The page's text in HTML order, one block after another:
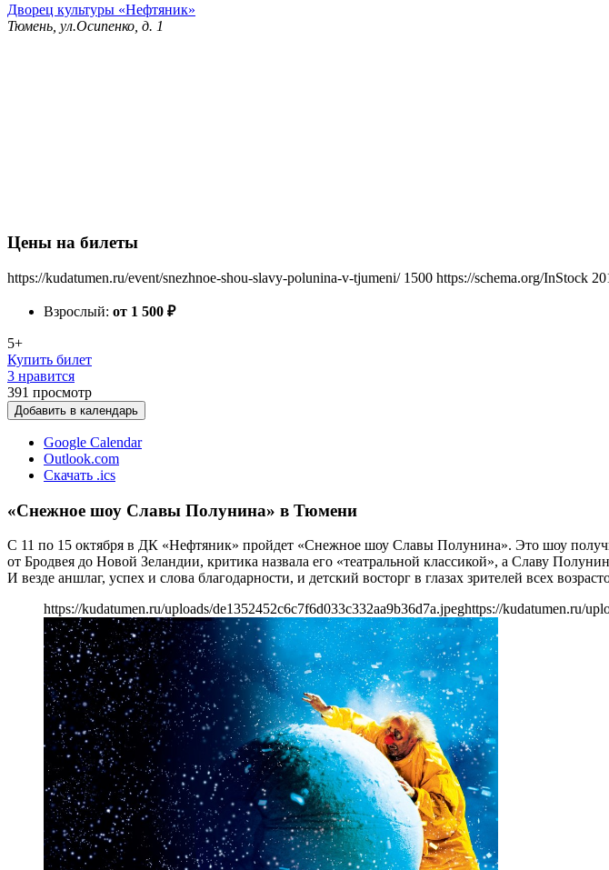
Дворец культуры «Нефтяник»
Тюмень, ул.Осипенко, д. 1
Цены на билеты
https://kudatumen.ru/event/snezhnoe-shou-slavy-polunina-v-tjumeni/ 1500 https://schema.org/InStock
Взрослый: от 1 500 ₽
5+
Купить билет
3 нравится
391 просмотр
Добавить в календарь
Google Calendar
Outlook.com
Скачать .ics
«Снежное шоу Славы Полунина» в Тюмени
С 11 по 15 октября в ДК «Нефтяник» пройдет «Снежное шоу Славы Полунина». Это шоу
от Бродвея до Новой Зеландии, критика назвала его «театральной классикой», а Славу
И везде аншлаг, успех и слова благодарности, и детский восторг в глазах зрителей всех
https://kudatumen.ru/uploads/de1352452c6c7f6d033c332aa9b36d7a.jpeghttps://kudatumen.ru/